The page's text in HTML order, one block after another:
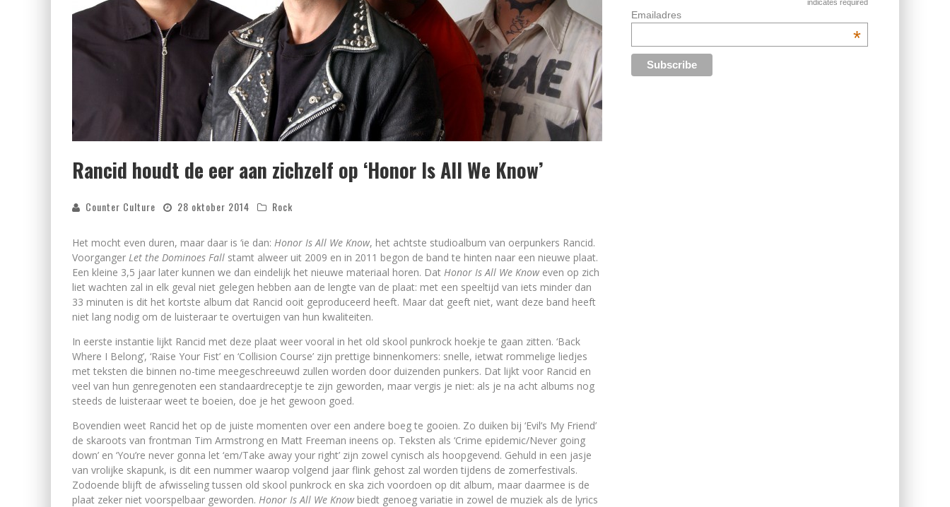
Rancid houdt de eer aan zichzelf op ‘Honor Is All We Know’
Counter Culture 28 oktober 2014 Rock
Het mocht even duren, maar daar is ‘ie dan: Honor Is All We Know, het achtste studioalbum van oerpunkers Rancid.
Voorganger Let the Dominoes Fall stamt alweer uit 2009 en in 2011 begon de band te hinten naar een nieuwe plaat.
Een kleine 3,5 jaar later kunnen we dan eindelijk het nieuwe materiaal horen. Dat Honor Is All We Know even op zich
liet wachten zal in elk geval niet gelegen hebben aan de lengte van de plaat: met een speeltijd van iets minder dan
33 minuten is dit het kortste album dat Rancid ooit geproduceerd heeft. Maar dat geeft niet, want deze band heeft
niet lang nodig om de luisteraar te overtuigen van hun kwaliteiten.
In eerste instantie lijkt Rancid met deze plaat weer vooral in het old skool punkrock hoekje te gaan zitten. ‘Back
Where I Belong’, ‘Raise Your Fist’ en ‘Collision Course’ zijn prettige binnenkomers: snelle, ietwat rommelige liedjes
met teksten die binnen no-time meegeschreeuwd zullen worden door duizenden punkers. Dat lijkt voor Rancid en
veel van hun genregenoten een standaardreceptje te zijn geworden, maar vergis je niet: als je na acht albums nog
steeds de luisteraar weet te boeien, doe je het gewoon goed.
Bovendien weet Rancid het op de juiste momenten over een andere boeg te gooien. Zo duiken bij ‘Evil’s My Friend’
de skaroots van frontman Tim Armstrong en Matt Freeman ineens op. Teksten als ‘Crime epidemic/Never going
down’ en ‘You’re never gonna let ‘em/Take away your right’ zijn zowel cynisch als hoopgevend. Gehuld in een jasje
van vrolijke skapunk, is dit een nummer waarop volgend jaar flink gehost zal worden tijdens de zomerfestivals.
Zodoende blijft de afwisseling tussen old skool punkrock en ska zich voordoen op dit album, maar daarmee is de
plaat zeker niet voorspelbaar geworden. Honor Is All We Know biedt genoeg variatie in zowel de muziek als de lyrics
indicates required
Emailadres
*